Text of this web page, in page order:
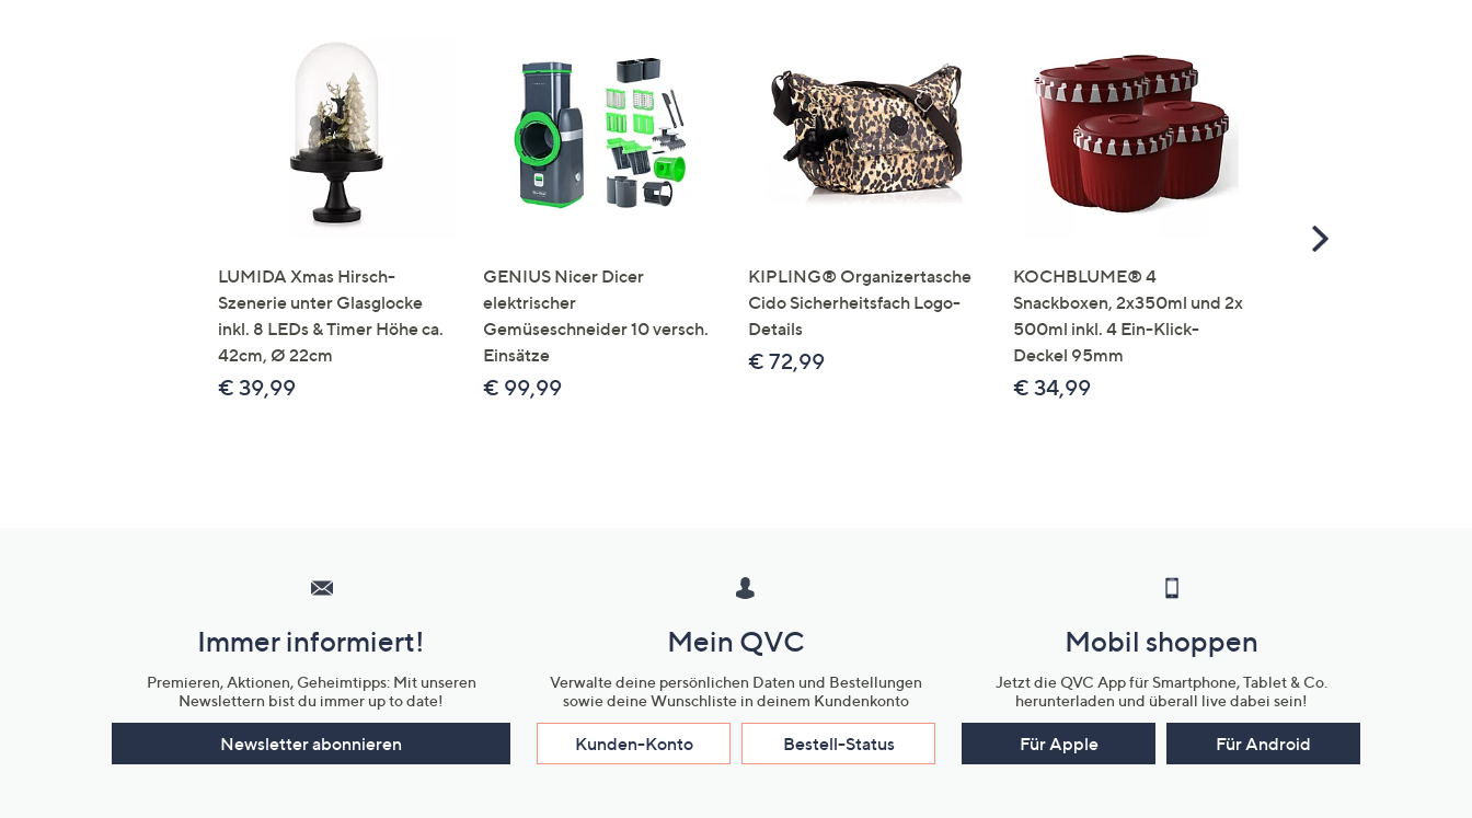
LUMIDA Xmas Hirsch-
Szenerie unter Glasglocke
inkl. 8 LEDs & Timer Höhe ca.
42cm, Ø 22cm
€ 39,99
GENIUS Nicer Dicer
elektrischer
Gemüseschneider 10 versch.
Einsätze
€ 99,99
KIPLING® Organizertasche
Cido Sicherheitsfach Logo-
Details
€ 72,99
KOCHBLUME® 4
Snackboxen, 2x350ml und 2x
500ml inkl. 4 Ein-Klick-
Deckel 95mm
€ 34,99
Scroll
Unternehmensinformationen
Immer informiert!
Premieren, Aktionen, Geheimtipps: Mit unseren
Newslettern bist du immer up to date!
Newsletter abonnieren
Mein QVC
Verwalte deine persönlichen Daten und Bestellungen
sowie deine Wunschliste in deinem Kundenkonto
Kunden-Konto Bestell-Status
Mobil shoppen
Jetzt die QVC App für Smartphone, Tablet & Co.
herunterladen und überall live dabei sein!
Für Apple Für Android